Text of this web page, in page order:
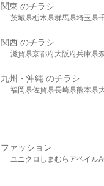
関東 のチラシ
茨城県栃木県群馬県埼玉県
関西 のチラシ
滋賀県京都府大阪府兵庫県
九州・沖縄 のチラシ
福岡県佐賀県長崎県熊本県
ファッション
ユニクロ しまむら アベイル